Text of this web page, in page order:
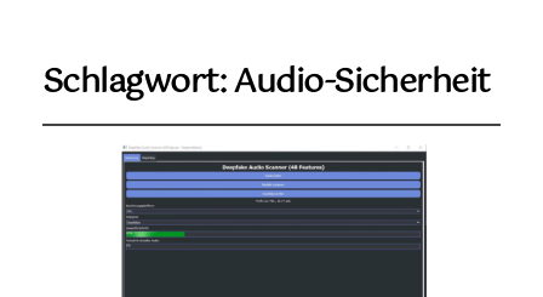
Schlagwort:Audio-Sicherheit